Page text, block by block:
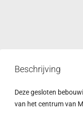
Beschrijving
Deze gesloten
van het centrum van